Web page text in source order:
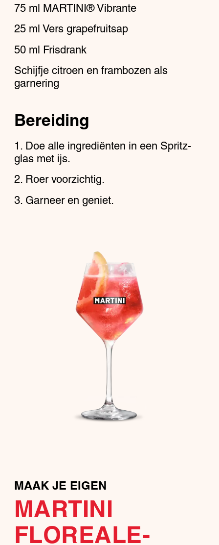
75 ml MARTINI® Vibrante
25 ml Vers grapefruitsap
50 ml Frisdrank
Schijfje citroen en frambozen als
garnering
Bereiding
Doe alle ingrediënten in een Spritz-
glas met ijs.
Roer voorzichtig.
Garneer en geniet.
MAAK JE EIGEN
MARTINI
FLOREALE-